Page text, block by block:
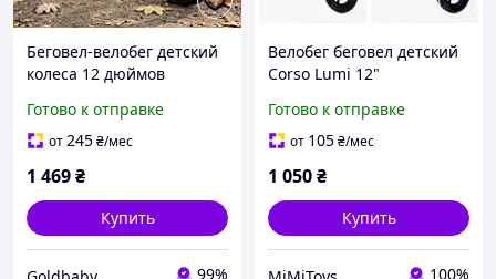
Беговел-велобег детский
колеса 12 дюймов
девочки и мальчика Corso
Navi (NV-51697)
Готово к отправке
от245₴/мес
1 469₴
Купить
99%
Велобег беговел детский
Corso Lumi 12"
Готово к отправке
от 105₴/мес
1 050₴
Купить
100%